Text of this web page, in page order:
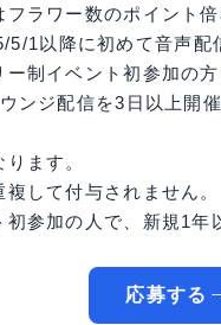
フラワー数のポイント倍
5/1以降に初めて音声
ー制イベント初参加の
ンジ配信を3日以上開
ます。
して付与されません。
初参加の人で、新規1年
応募する